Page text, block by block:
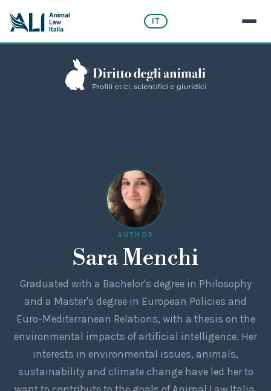
IT
AUTHOR
Sara Menchi
Graduated with a Bachelor's degree in Philosophy
and a Master's degree in European Policies and
Euro-Mediterranean Relations, with a thesis on the
environmental impacts of artificial intelligence. Her
interests in environmental issues, animals,
sustainability and climate change have led her to